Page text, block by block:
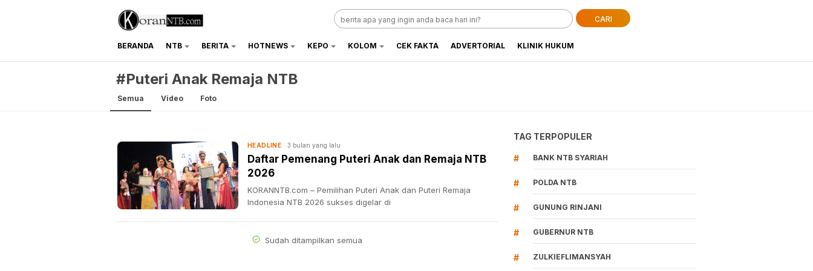
koranntb.com
CARI
BERANDA NTB BERITA HOTNEWS KEPO KOLOM CEK FAKTA ADVERTORIAL KLINIK HUKUM
#Puteri Anak Remaja NTB
Semua Video Foto
HEADLINE 3 bulan yang lalu
Daftar Pemenang Puteri Anak dan Remaja NTB
2026
KORANNTB.com – Pemilihan Puteri Anak dan Puteri Remaja
Indonesia NTB 2026 sukses digelar di
Sudah ditampilkan semua
TAG TERPOPULER
# BANK NTB SYARIAH
# POLDA NTB
# GUNUNG RINJANI
# GUBERNUR NTB
# ZULKIEFLIMANSYAH